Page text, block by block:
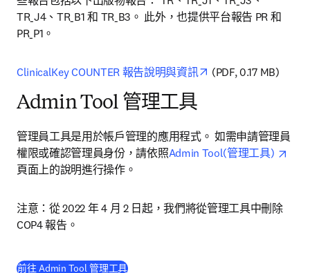
TR_J4、TR_B1 和 TR_B3。 此外，也提供平台報告 PR 和
PR_P1。
ClinicalKey COUNTER 報告說明與資訊 opens in new tab/
(PDF, 0.17 MB)
Admin Tool 管理工具
管理員工具是用於帳戶管理的應用程式。 如需申請管理員
權限或確認管理員身份，請依照Admin Tool(管理工具)
頁面上的說明進行操作。
注意：從 2022 年 4 月 2 日起，我們將從管理工具中刪除
COP4 報告。
前往 Admin Tool 管理工具(